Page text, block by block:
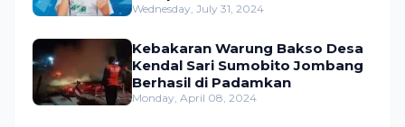
Dangdut Indonesia
Wednesday, July 31, 2024
Kebakaran Warung Bakso Desa
Kendal Sari Sumobito Jombang
Berhasil di Padamkan
Monday, April 08, 2024